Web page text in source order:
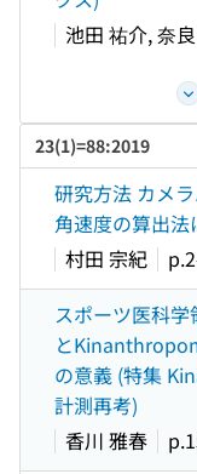
池田 祐介, 奈
23(1)=88:2019
研究方法 カメ
角速度の算出
村田 宗紀
スポーツ医科
と
の意義 (特集
計測再考)
香川 雅春